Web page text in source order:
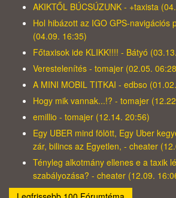
AKIKTŐL BÚCSÚZUNK - +taxista
Hol hibázott az IGO GPS-navigációs
(04.09. 16:35)
Főtaxisok ide KLIKK!!!! - Bátyó
Verestelenítés - tomajer (02.05.
A MINI MOBIL TITKAI - edbso
Hogy mik vannak...!? - tomajer
emillio - tomajer (12.14. 20:56)
Egy UBER mind fölött, Egy Uber
zár, bilincs az Egyetlen, - cheater
Tényleg alkotmány ellenes e a taxik
szabályozása? - cheater (12.09.